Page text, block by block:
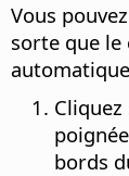
Vous
sorte que le
bords